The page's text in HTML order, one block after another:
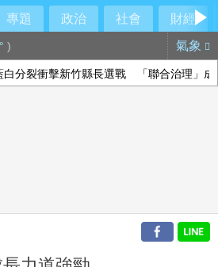
專題 政治 社會
財經
) 氣象
白分裂衝擊新竹縣長選戰 「聯合治理」成